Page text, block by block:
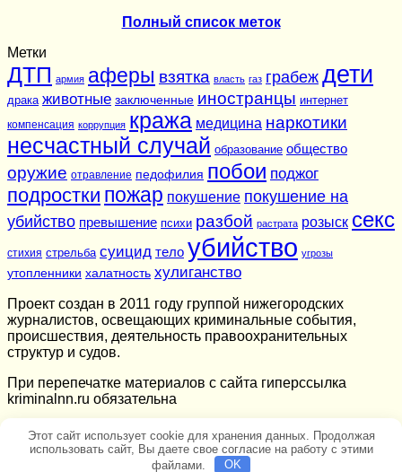
Полный список меток
Метки
ДТП армия аферы взятка власть газ грабеж дети
драка животные заключенные иностранцы интернет
компенсация коррупция кража медицина наркотики
несчастный случай образование общество
оружие отравление педофилия побои поджог
подростки пожар покушение покушение на
убийство превышение психи разбой растрата розыск секс
стихия стрельба суицид тело убийство угрозы
утопленники халатность хулиганство
Проект создан в 2011 году группой нижегородских
журналистов, освещающих криминальные события,
происшествия, деятельность правоохранительных
структур и судов.
При перепечатке материалов c сайта гиперссылка
kriminalnn.ru обязательна
Этот сайт использует cookie для хранения данных. Продолжая
использовать сайт, Вы даете свое согласие на работу с этими
файлами.
OK